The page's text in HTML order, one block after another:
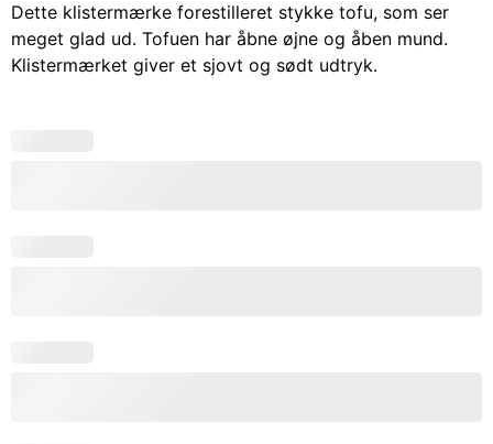
Dette klistermærke forestilleret stykke tofu, som ser
meget glad ud. Tofuen har åbne øjne og åben mund.
Klistermærket giver et sjovt og sødt udtryk.